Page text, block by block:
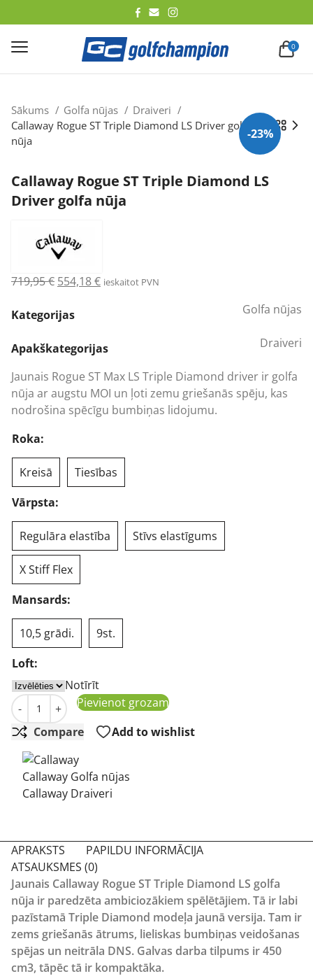
0
-23%
Sākums Golfa nūjas
Draiveri
Callaway Rogue ST Triple Diamond LS Driver golfa
nūja
Callaway Rogue ST Triple Diamond LS
Driver golfa nūja
719,95€ Original
was:
554,18€Current
ieskaitot PVN
Kategorijas Golfa nūjas
Apakškategorijas Draiveri
Jaunais Rogue ST Max LS Triple Diamond driver ir golfa
nūja ar augstu MOI un ļoti zemu griešanās spēju, kas
nodrošina spēcīgu bumbiņas lidojumu.
Roka:
Kreisā
Tiesības
Vārpsta:
Regulāra elastība Stīvs elastīgums
X Stiff Flex
Mansards:
10,5 grādi.
9st.
Loft:
Notīrīt
-
Callaway Rogue ST Triple Diamond LS Driver golfa nūja
+
Pievienot grozam
Compare
Add to wishlist
Callaway Golfa nūjas
Callaway Draiveri
APRAKSTS
PAPILDU INFORMĀCIJA
ATSAUKSMES (0)
Jaunais Callaway Rogue ST Triple Diamond LS golfa
nūja ir paredzēta ambiciozākiem spēlētājiem. Tā ir labi
pazīstamā Triple Diamond modeļa jaunā versija. Tam ir
zems griešanās ātrums, lieliskas bumbiņas veidošanas
spējas un neitrāla DNS. Galvas darba tilpums ir 450
cm3, tāpēc tā ir kompaktāka.